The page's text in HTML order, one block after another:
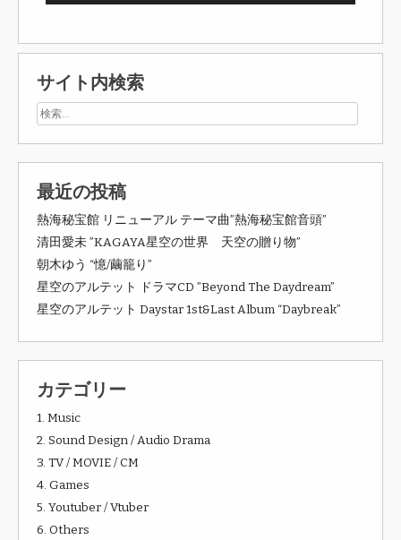
サイト内検索
最近の投稿
熱海秘宝館 リニューアル テーマ曲”熱海秘宝館音頭”
清田愛未 ”KAGAYA星空の世界 天空の贈り物”
朝木ゆう “憶/繭籠り”
星空のアルテット ドラマCD ”Beyond The Daydream”
星空のアルテット Daystar 1st&Last Album “Daybreak”
カテゴリー
1. Music
2. Sound Design / Audio Drama
3. TV / MOVIE / CM
4. Games
5. Youtuber / Vtuber
6. Others